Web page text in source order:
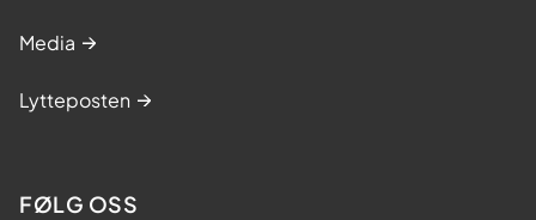
Media
Lytteposten
FØLG OSS